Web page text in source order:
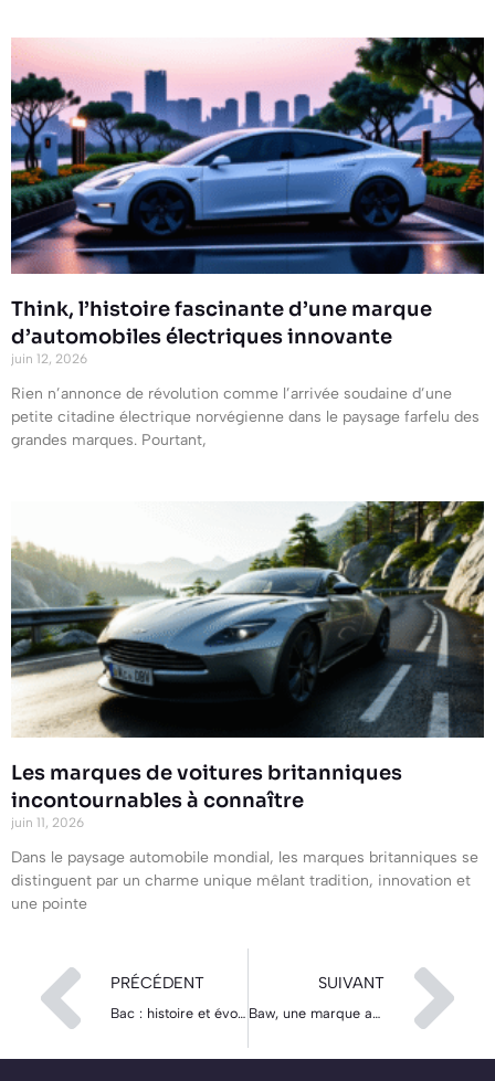
Think, l’histoire fascinante d’une marque
d’automobiles électriques innovante
juin 12, 2026
Rien n’annonce de révolution comme l’arrivée soudaine d’une
petite citadine électrique norvégienne dans le paysage farfelu des
grandes marques. Pourtant,
Les marques de voitures britanniques
incontournables à connaître
juin 11, 2026
Dans le paysage automobile mondial, les marques britanniques se
distinguent par un charme unique mêlant tradition, innovation et
une pointe
PRÉCÉDENT
Bac : histoire et évolution d’une marque iconique de l’automobile
SUIVANT
Baw, une marque automobile au parcours singulier